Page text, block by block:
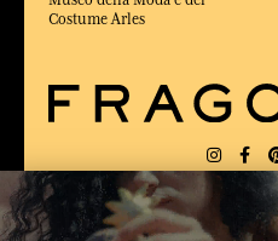
Costume Arles
CONSEGNA: FR